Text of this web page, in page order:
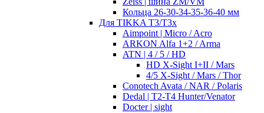
Кольца 26-30-34-35-36-40 мм
Для TIKKA T3/T3x
Aimpoint | Micro / Acro
ARKON Alfa 1+2 / Arma
ATN | 4 / 5 / HD
HD X-Sight I+II / Mars
4/5 X-Sight / Mars / Thor
Conotech Avata / NAR / Polaris
Dedal | T2-T4 Hunter/Venator
Docter | sight